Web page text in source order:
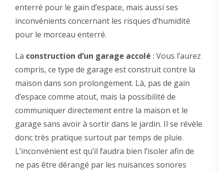
enterré pour le gain d’espace, mais aussi ses
inconvénients concernant les risques d’humidité
pour le morceau enterré.
La construction d’un garage accolé : Vous l’aurez
compris, ce type de garage est construit contre la
maison dans son prolongement. Là, pas de gain
d’espace comme atout, mais la possibilité de
communiquer directement entre la maison et le
garage sans avoir à sortir dans le jardin. Il se révèle
donc très pratique surtout par temps de pluie.
L’inconvénient est qu’il faudra bien l’isoler afin de
ne pas être dérangé par les nuisances sonores